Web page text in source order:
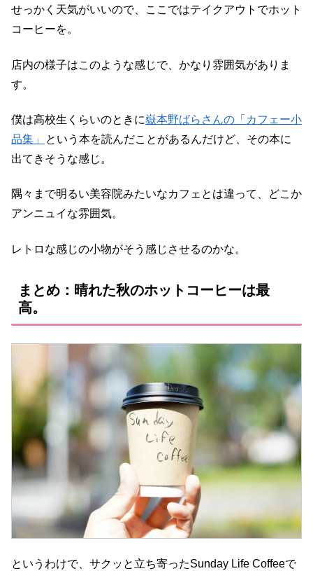
せっかく天気がいいので、ここではテイクアウトでホット
コーヒーを。
店内の様子はこのような感じで、かなり雰囲気がありま
す。
僕は高校生くらいのときに嶽本野ばらさんの「カフェー小
品集」
という本を読んだことがあるんだけど、その本に
出てきそうな感じ。
隅々まで明るい美容院みたいなカフェとは違って、どこか
アンニュイな雰囲気。
レトロな感じの小物がそう感じさせるのかな。
まとめ：晴れた秋のホットコーヒーは最
高。
というわけで、サクッと立ち寄ったSunday Life Coffeeで